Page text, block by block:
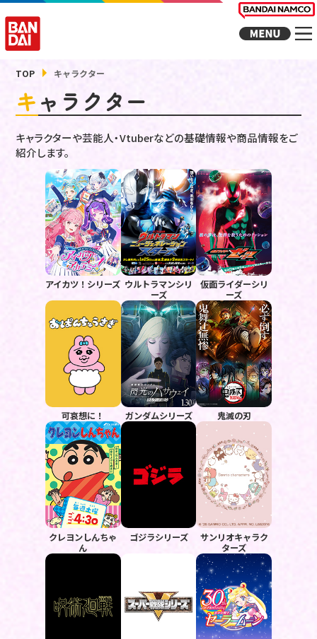
TOP キャラクター
キャラクター
キャラクターや芸能人・Vtuberなどの基礎情報や商品情報をご
紹介します。
アイカツ！シリーズ ウルトラマンシリ
ーズ
仮面ライダーシリ
ーズ
可哀想に！ ガンダムシリーズ 鬼滅の刃
クレヨンしんちゃ
ん
ゴジラシリーズ
サンリオキャラク
ターズ